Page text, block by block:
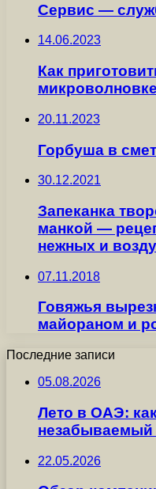
Сервис —
14.06.2023
Как
20.11.2023
Горбуша в
30.12.2021
Запеканка
манкой —
нежных и
07.11.2018
Говяжья
майораном и
Последние записи
05.08.2026
Лето в ОАЭ:
незабываемый
22.05.2026